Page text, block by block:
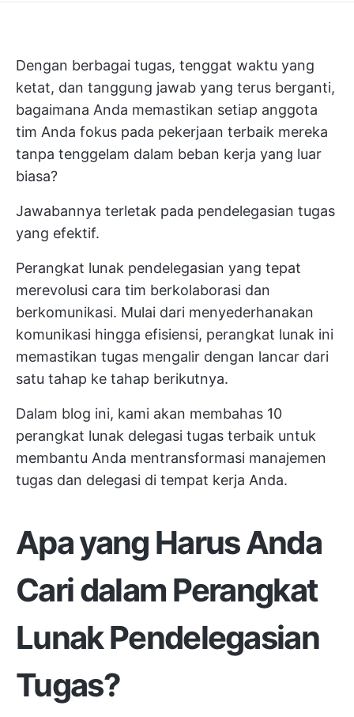
Dengan berbagai tugas, tenggat waktu yang
ketat, dan tanggung jawab yang terus berganti,
bagaimana Anda memastikan setiap anggota
tim Anda fokus pada pekerjaan terbaik mereka
tanpa tenggelam dalam beban kerja yang luar
biasa?
Jawabannya terletak pada pendelegasian tugas
yang efektif.
Perangkat lunak pendelegasian yang tepat
merevolusi cara tim berkolaborasi dan
berkomunikasi. Mulai dari menyederhanakan
komunikasi hingga efisiensi, perangkat lunak ini
memastikan tugas mengalir dengan lancar dari
satu tahap ke tahap berikutnya.
Dalam blog ini, kami akan membahas 10
perangkat lunak delegasi tugas terbaik untuk
membantu Anda mentransformasi manajemen
tugas dan delegasi di tempat kerja Anda.
Apa yang Harus Anda
Cari dalam Perangkat
Lunak Pendelegasian
Tugas?